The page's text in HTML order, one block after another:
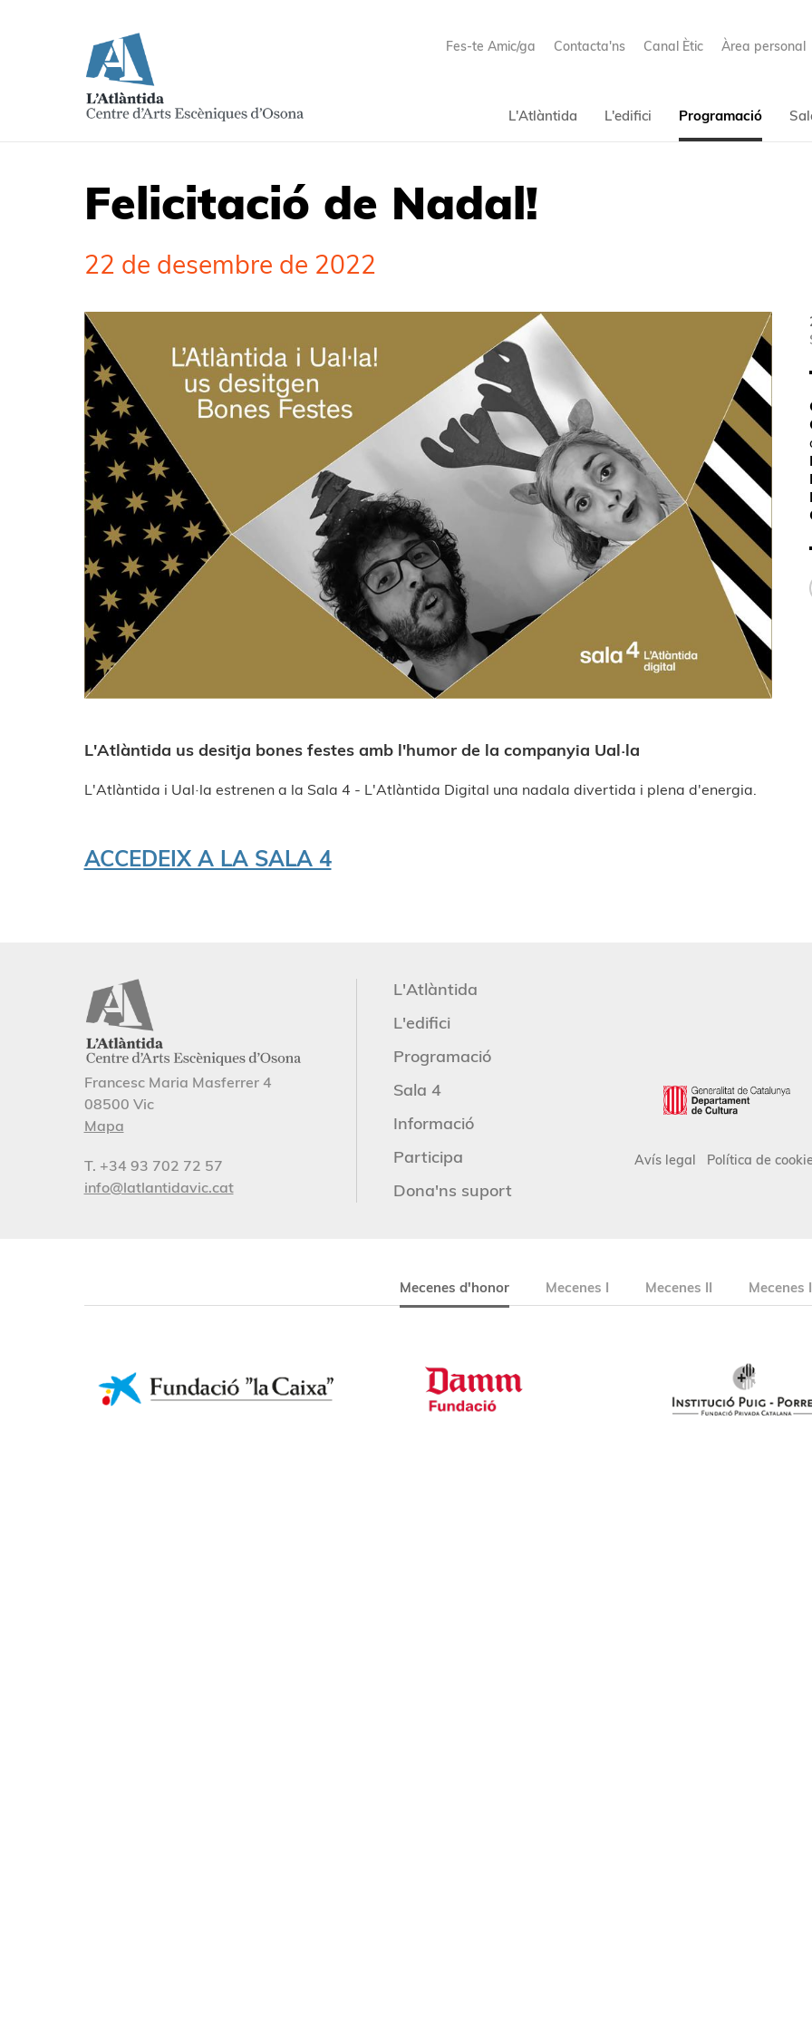
Fes-te Amic/ga Contacta'ns Canal Ètic Àrea personal
L'Atlàntida L'edifici Programació
Felicitació de Nadal!
22 de desembre de 2022
L'Atlàntida us desitja bones festes amb l'humor de la companyia Ual·la
L'Atlàntida i Ual·la estrenen a la Sala 4 - L'Atlàntida Digital una nadala divertida i plena d'energia.
ACCEDEIX A LA SALA 4
Francesc Maria Masferrer 4
08500 Vic
Mapa
T. +34 93 702 72 57
info@latlantidavic.cat
L'Atlàntida
L'edifici
Programació
Sala 4
Informació
Participa
Dona'ns suport
Avís legal Política de
Mecenes d'honor Mecenes I Mecenes II Mecenes